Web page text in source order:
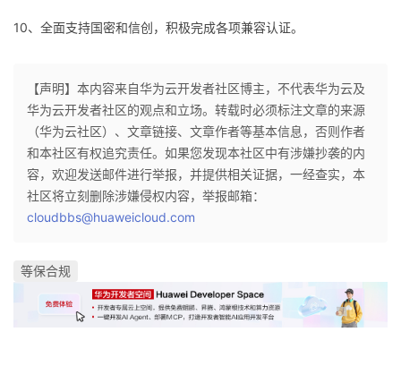
10、全面支持国密和信创，积极完成各项兼容认证。
【声明】本内容来自华为云开发者社区博主，不代表华为云及
华为云开发者社区的观点和立场。转载时必须标注文章的来源
（华为云社区）、文章链接、文章作者等基本信息，否则作者
和本社区有权追究责任。如果您发现本社区中有涉嫌抄袭的内
容，欢迎发送邮件进行举报，并提供相关证据，一经查实，本
社区将立刻删除涉嫌侵权内容，举报邮箱：
cloudbbs@huaweicloud.com
等保合规